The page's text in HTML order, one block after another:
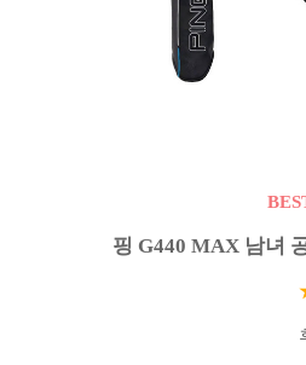
핑 G440 MAX 남녀